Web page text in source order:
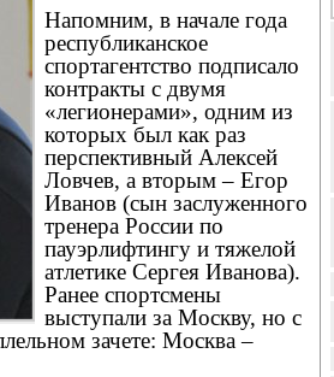
Напомним, в начале года
республиканское
спортагентство подписало
контракты с двумя
«легионерами», одним из
которых был как раз
перспективный Алексей
Ловчев, а вторым – Егор
Иванов (сын заслуженного
тренера России по
пауэрлифтингу и тяжелой
атлетике Сергея Иванова).
Ранее спортсмены
выступали за Москву, но с
зачете: Москва –